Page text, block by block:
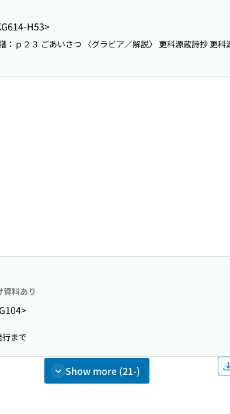
H53>
：ｐ２３ ごあいさつ 〈グラビア／解説〉 更科源蔵詩抄 更
資料あり
行まで
Show more (21-)